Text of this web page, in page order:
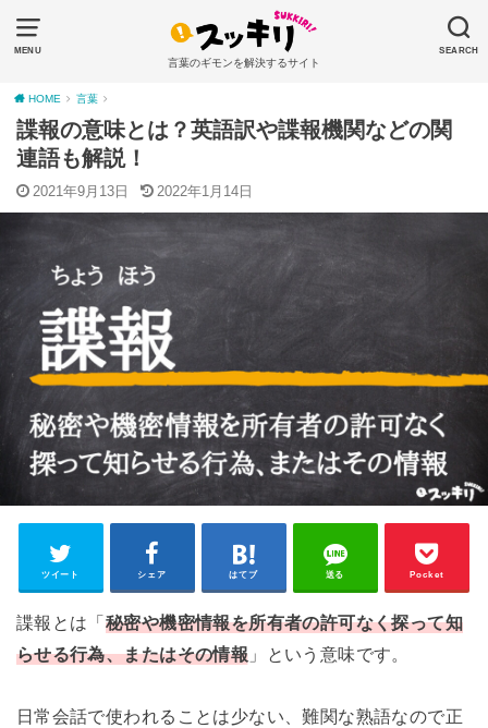
MENU SEARCH
言葉のギモンを解決するサイト
HOME 言葉
諜報の意味とは？英語訳や諜報機関などの関
連語も解説！
2021年9月13日 2022年1月14日
ツイート シェア はてブ 送る Pocket
諜報とは「秘密や機密情報を所有者の許可なく探って知
らせる行為、またはその情報 」という意味です。
日常会話で使われることは少ない、難関な熟語なので正